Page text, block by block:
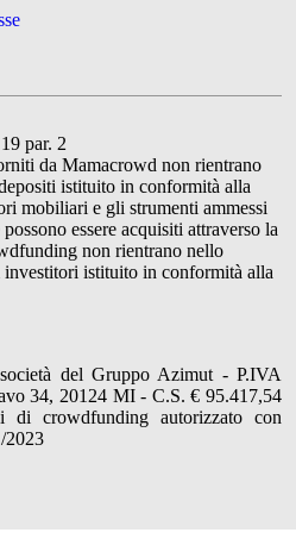
par. 2
da Mamacrowd non rientrano
istituito in conformità alla
mobiliari e gli strumenti ammessi
essere acquisiti attraverso la
non rientrano nello
istituito in conformità alla
del Gruppo Azimut - P.IVA
34, 20124 MI - C.S. € 95.417,54
crowdfunding autorizzato con
2023